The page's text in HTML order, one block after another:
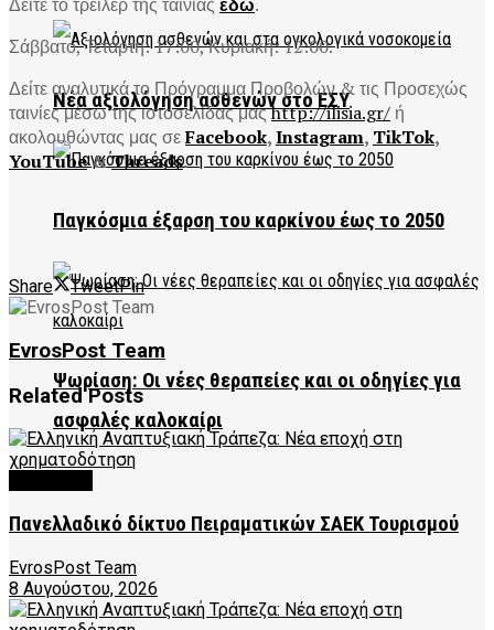
Νέα αξιολόγηση ασθενών στο ΕΣΥ
Παγκόσμια έξαρση του καρκίνου έως το 2050
Ψωρίαση: Οι νέες θεραπείες και οι οδηγίες για
ασφαλές καλοκαίρι
Σάββατο, Τετάρτη: 17:00, Κυριακή: 12:00.
Δείτε αναλυτικά το Πρόγραμμα Προβολών & τις Προσεχώς
ταινίες μέσω της ιστοσελίδας μαςhttp://ilisia.gr/ ή
ακολουθώντας μας σεFacebook,Instagram, TikTok,
YouTube&Threads.
Share TweetPin
EvrosPost Team
RelatedPosts
Πανελλαδικό δίκτυο Πειραματικών ΣΑΕΚ Τουρισμού
EvrosPost Team
8 Αυγούστου, 2026